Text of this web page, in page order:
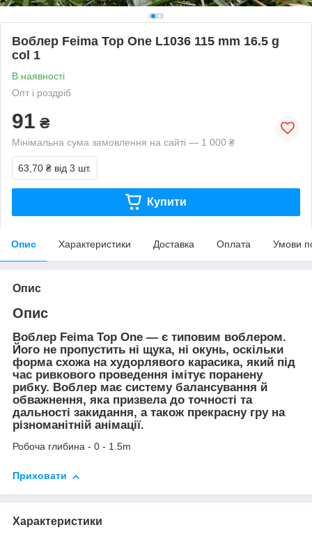
Воблер Feima Top One L1036 115 mm 16.5 g
col 1
В наявності
Опт і роздріб
91 ₴
Мінімальна сума замовлення на сайті — 1 000 ₴
63,70 ₴ від 3 шт.
Купити
Опис Характеристики Доставка Оплата Умови
Опис
Опис
Воблер Feima Top One — є типовим воблером.
Його не пропустить ні щука, ні окунь, оскільки
форма схожа на худорлявого карасика, який під
час ривкового проведення імітує поранену
рибку. Воблер має систему балансування й
обважнення, яка призвела до точності та
дальності закидання, а також прекрасну гру на
різноманітній анімації.
Робоча глибина - 0 - 1.5m
Приховати
Характеристики